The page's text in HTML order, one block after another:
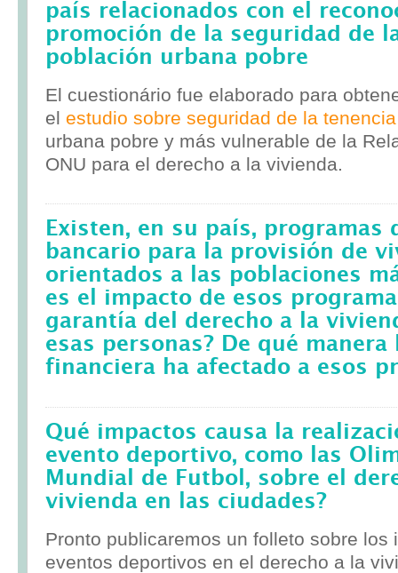
país relacionados con el
promoción de la seguridad de
población urbana pobre
El cuestionário fue elaborado para
el estudio sobre seguridad de la tenencia
urbana pobre y más vulnerable de la
ONU para el derecho a la vivienda.
Existen, en su país, programas
bancario para la provisión de
orientados a las poblaciones
es el impacto de esos
garantía del derecho a la
esas personas? De qué
financiera ha afectado a esos
Qué impactos causa la
evento deportivo, como las
Mundial de Futbol, sobre el
vivienda en las ciudades?
Pronto publicaremos un folleto sobre los
eventos deportivos en el derecho a la